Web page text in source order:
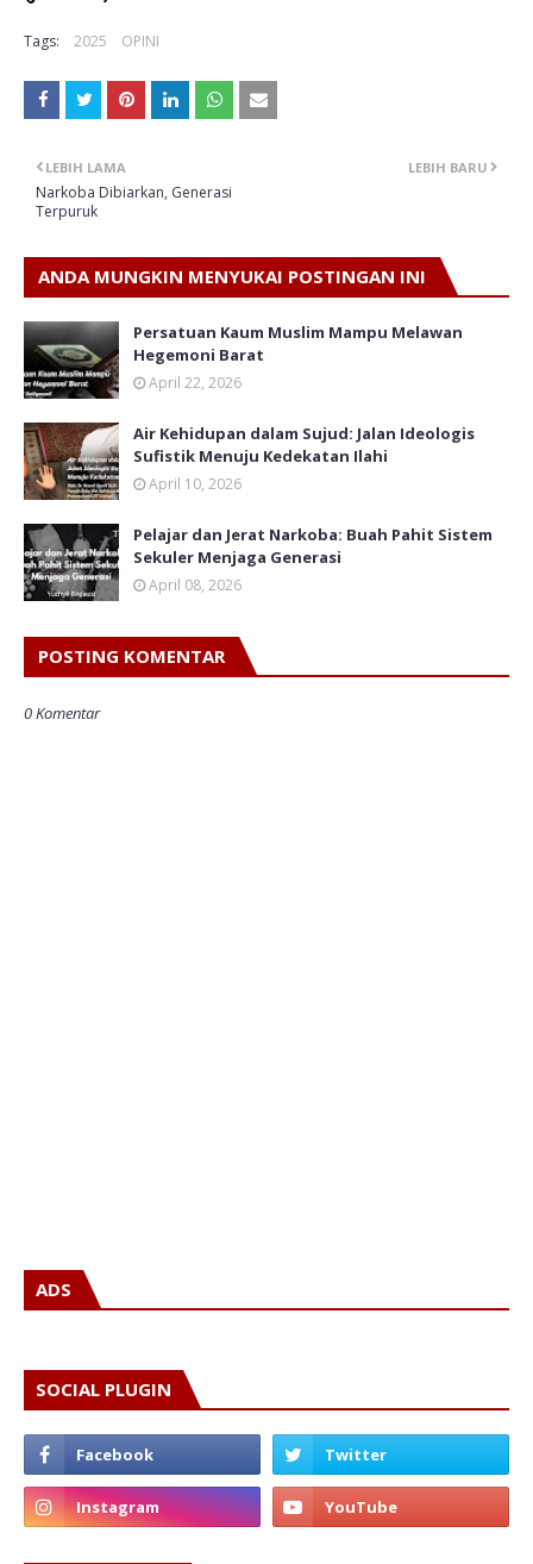
Tags: 2025 OPINI
LEBIH BARU
LEBIH LAMA
Narkoba Dibiarkan, Generasi
Terpuruk
ANDA MUNGKIN MENYUKAI POSTINGAN INI
Persatuan Kaum Muslim Mampu Melawan
Hegemoni Barat
April 22, 2026
Air Kehidupan dalam Sujud: Jalan Ideologis
Sufistik Menuju Kedekatan Ilahi
April 10, 2026
Pelajar dan Jerat Narkoba: Buah Pahit Sistem
Sekuler Menjaga Generasi
April 08, 2026
POSTING KOMENTAR
0 Komentar
ADS
SOCIAL PLUGIN